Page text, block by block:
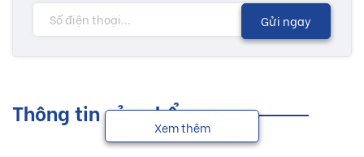
Gửi ngay
Thông tin sản phẩm
Xem thêm